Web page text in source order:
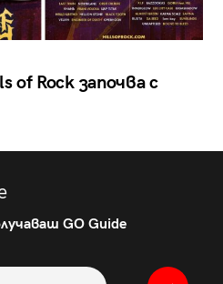
of Rock започва с
GO Guide